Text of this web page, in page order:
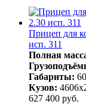
Прицеп для
исп. 311
Полная
Габариты:
Кузов:
627 400 руб.